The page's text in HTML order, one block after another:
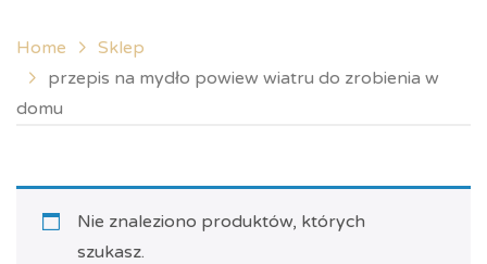
Home
Sklep
przepis na mydło powiew wiatru do zrobienia w
domu
Nie znaleziono produktów, których
szukasz.